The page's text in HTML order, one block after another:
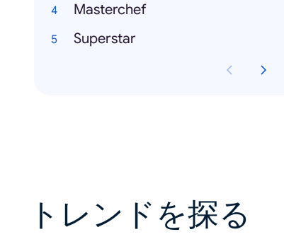
Masterchef
Superstar
トレンドを探る